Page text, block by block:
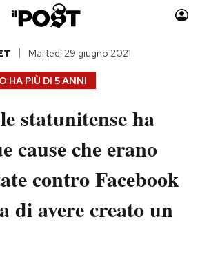
Auto
Moda
Consumismi
Storie/Idee
Media
HA PIÙ DI 5 ANNI
Martedì 29 giugno 2021
statunitense ha
cause che erano
contro Facebook
di avere creato un